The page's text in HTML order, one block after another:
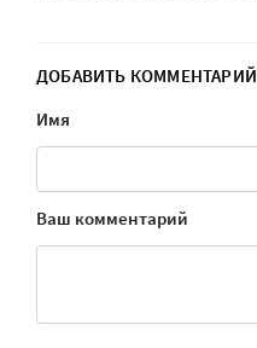
ДОБАВИТЬ КОММЕНТАРИЙ
Имя
Ваш комментарий